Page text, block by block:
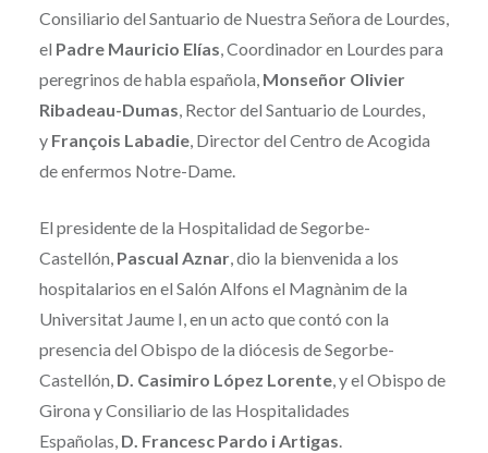
Consiliario del Santuario de Nuestra Señora de Lourdes,
el Padre Mauricio Elías, Coordinador en Lourdes para
peregrinos de habla española, Monseñor Olivier
Ribadeau-Dumas, Rector del Santuario de Lourdes,
yFrançois Labadie, Director del Centro de Acogida
de enfermos Notre-Dame.
El presidente de la Hospitalidad de Segorbe-
Castellón, Pascual Aznar, dio la bienvenida a los
hospitalarios en el Salón Alfons el Magnànim de la
Universitat Jaume I, en un acto que contó con la
presencia del Obispo de la diócesis de Segorbe-
Castellón, D. Casimiro López Lorente, y el Obispo de
Girona y Consiliario de las Hospitalidades
Españolas, D. Francesc Pardo i Artigas.